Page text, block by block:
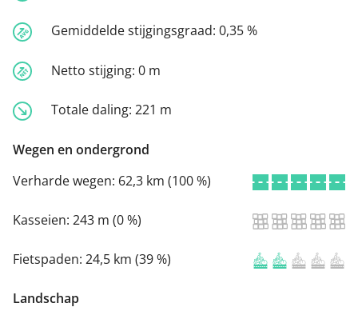
Gemiddelde stijgingsgraad: 0,35 %
Netto stijging: 0 m
Totale daling: 221 m
Wegen en ondergrond
Verharde wegen: 62,3 km (100 %)
Kasseien: 243 m (0 %)
Fietspaden: 24,5 km (39 %)
Landschap